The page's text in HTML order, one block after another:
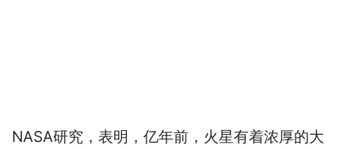
NASA研究，表明，亿年前，火星有着浓厚的大